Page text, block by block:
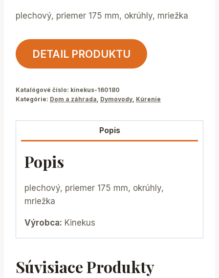
plechový, priemer 175 mm, okrúhly, mriežka
DETAIL PRODUKTU
Katalógové číslo: kinekus-160180
Kategórie: Dom a záhrada, Dymovody, Kúrenie
Popis
Popis
plechový, priemer 175 mm, okrúhly,
mriežka
Výrobca: Kinekus
Súvisiace Produkty